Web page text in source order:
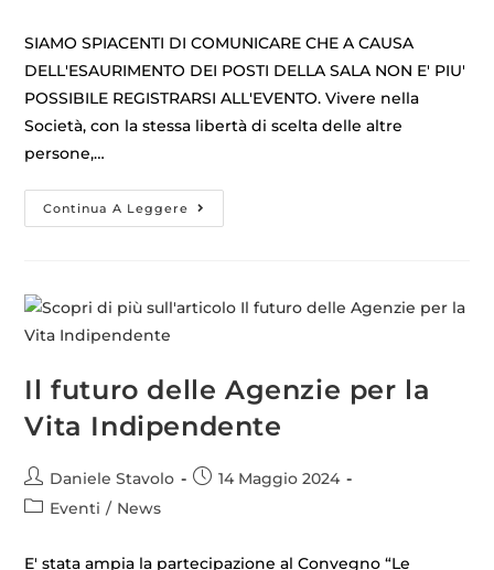
SIAMO SPIACENTI DI COMUNICARE CHE A CAUSA
DELL'ESAURIMENTO DEI POSTI DELLA SALA NON E' PIU'
POSSIBILE REGISTRARSI ALL'EVENTO. Vivere nella
Società, con la stessa libertà di scelta delle altre
persone,…
Continua A Leggere
Il futuro delle Agenzie per la
Vita Indipendente
Daniele Stavolo
14 Maggio 2024
Eventi / News
E' stata ampia la partecipazione al Convegno “Le